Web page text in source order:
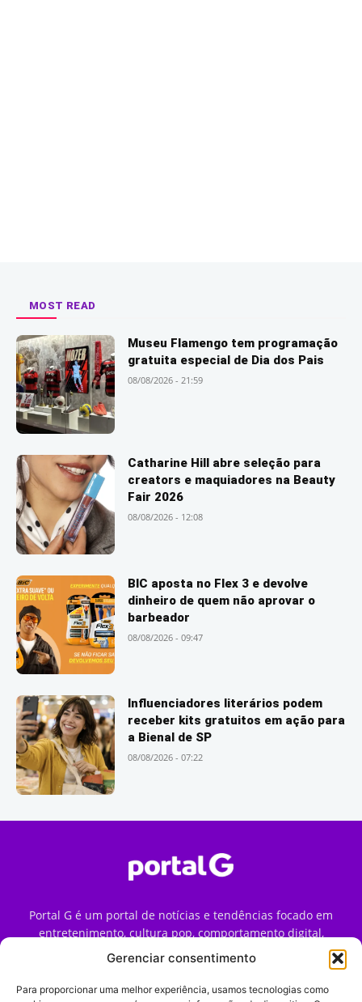
Gerenciar consentimento
Para proporcionar uma melhor experiência, usamos tecnologias como
MOST READ
Museu Flamengo tem programação
gratuita especial de Dia dos Pais
08/08/2026 - 21:59
Catharine Hill abre seleção para
creators e maquiadores na Beauty
Fair 2026
08/08/2026 - 12:08
BIC aposta no Flex 3 e devolve
dinheiro de quem não aprovar o
barbeador
08/08/2026 - 09:47
Influenciadores literários podem
receber kits gratuitos em ação para
a Bienal de SP
08/08/2026 - 07:22
Portal G é um portal de notícias e tendências focado em
entretenimento, cultura pop, comportamento digital,
streaming, games e iniciativas de marca que impactam a
forma como o público vive e consome internet no Brasil.